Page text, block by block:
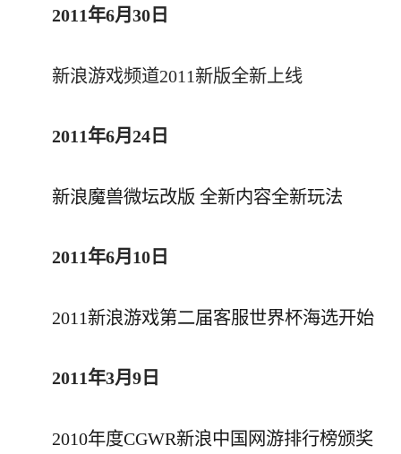
2011年6月30日
新浪游戏频道2011新版全新上线
2011年6月24日
新浪魔兽微坛改版 全新内容全新玩法
2011年6月10日
2011新浪游戏第二届客服世界杯海选开始
2011年3月9日
2010年度CGWR新浪中国网游排行榜颁奖